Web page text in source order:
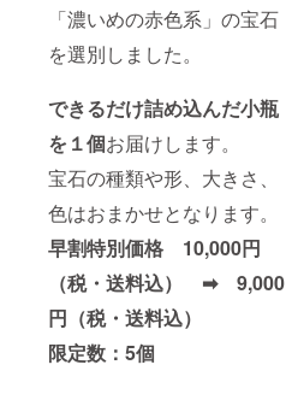
「濃いめの赤色系」の宝石
を選別しました。
できるだけ詰め込んだ小瓶
を１個お届けします。
宝石の種類や形、大きさ、
色はおまかせとなります。
早割特別価格 10,000円
（税・送料込） ➡ 9,000
円（税・送料込）
限定数：5個